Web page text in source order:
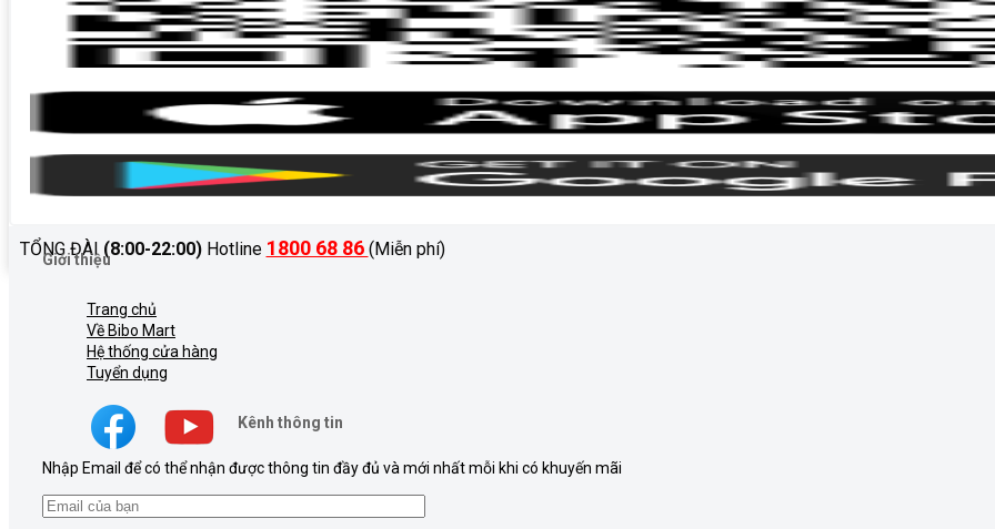
TỔNG ĐÀI (8:00-22:00)Hotline 1800 68 86 (Miễn phí)
Giới thiệu
Trang chủ
Về Bibo Mart
Hệ thống cửa hàng
Tuyển dụng
Kênh thông tin
Nhập Email để có thể nhận được thông tin đầy đủ và mới nhất mỗi khi có khuyến mãi